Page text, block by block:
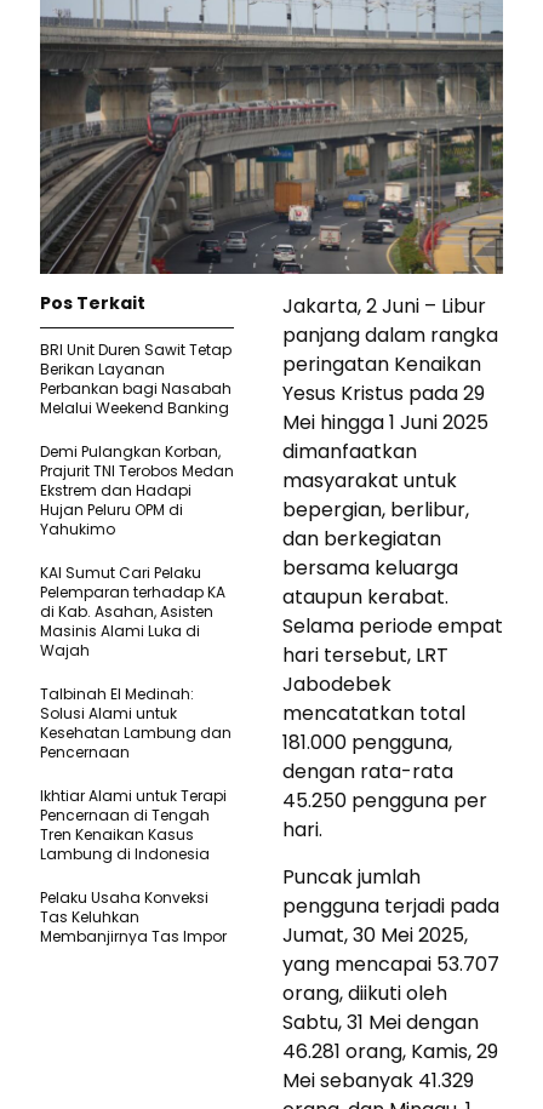
Jakarta, 2 Juni – Libur
panjang dalam rangka
peringatan Kenaikan
Yesus Kristus pada 29
Mei hingga 1 Juni 2025
dimanfaatkan
masyarakat untuk
bepergian, berlibur,
dan berkegiatan
bersama keluarga
ataupun kerabat.
Selama periode empat
hari tersebut, LRT
Jabodebek
mencatatkan total
181.000 pengguna,
dengan rata-rata
45.250 pengguna per
hari.
Puncak jumlah
pengguna terjadi pada
Jumat, 30 Mei 2025,
yang mencapai 53.707
orang, diikuti oleh
Sabtu, 31 Mei dengan
46.281 orang, Kamis, 29
Mei sebanyak 41.329
Pos Terkait
BRI Unit Duren Sawit Tetap
Berikan Layanan
Perbankan bagi Nasabah
Melalui Weekend Banking
Demi Pulangkan Korban,
Prajurit TNI Terobos Medan
Ekstrem dan Hadapi
Hujan Peluru OPM di
Yahukimo
KAI Sumut Cari Pelaku
Pelemparan terhadap KA
di Kab. Asahan, Asisten
Masinis Alami Luka di
Wajah
Talbinah El Medinah:
Solusi Alami untuk
Kesehatan Lambung dan
Pencernaan
Ikhtiar Alami untuk Terapi
Pencernaan di Tengah
Tren Kenaikan Kasus
Lambung di Indonesia
Pelaku Usaha Konveksi
Tas Keluhkan
Membanjirnya Tas Impor